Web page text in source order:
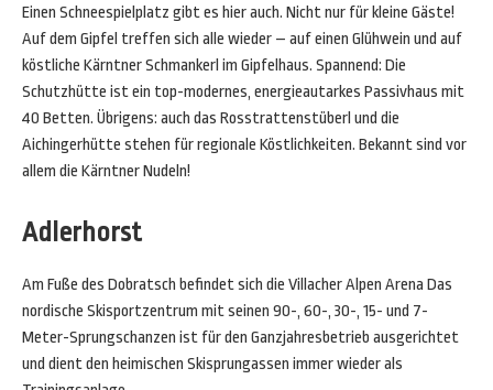
Einen Schneespielplatz gibt es hier auch. Nicht nur für kleine Gäste!
Auf dem Gipfel treffen sich alle wieder – auf einen Glühwein und auf
köstliche Kärntner Schmankerl im Gipfelhaus. Spannend: Die
Schutzhütte ist ein top-modernes, energieautarkes Passivhaus mit
40 Betten. Übrigens: auch das Rosstrattenstüberl und die
Aichingerhütte stehen für regionale Köstlichkeiten. Bekannt sind vor
allem die Kärntner Nudeln!
Adlerhorst
Am Fuße des Dobratsch befindet sich die Villacher Alpen Arena Das
nordische Skisportzentrum mit seinen 90-, 60-, 30-, 15- und 7-
Meter-Sprungschanzen ist für den Ganzjahresbetrieb ausgerichtet
und dient den heimischen Skisprungassen immer wieder als